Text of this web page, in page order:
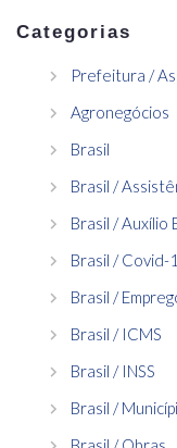
Categorias
Prefeitura /
Agronegócios
Brasil
Brasil /
Brasil / Auxílio
Brasil / Covid-
Brasil /
Brasil / ICMS
Brasil / INSS
Brasil /